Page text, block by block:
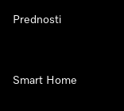
Prednosti
Smart Home